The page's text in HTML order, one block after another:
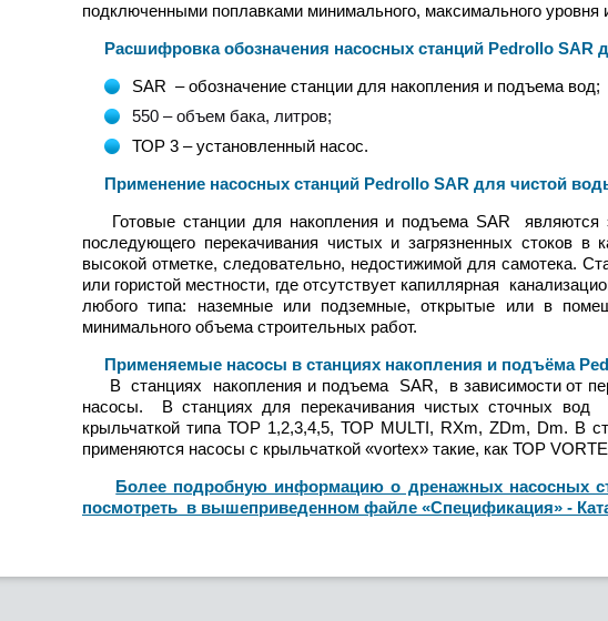
подключенными поплавками минимального, максимального уровня
Расшифровка обозначения насосных станций Pedrollo SAR
SAR – обозначение станции для накопления и подъема вод;
550 – объем бака, литров;
ТОР 3 – установленный насос.
Применение насосных станций Pedrollo SAR для чистой
Готовые станции для накопления и подъема SAR
последующего перекачивания чистых и загрязненных стоков в
высокой отметке, следовательно, недостижимой для самотека.
или гористой местности, где отсутствует капиллярная
любого типа: наземные или подземные, открытые или в
минимального объема строительных работ.
Применяемые насосы в станциях накопления и подъёма
В станциях накопления и подъема SAR, в зависимости от
насосы. В станциях для перекачивания чистых сточных
крыльчаткой типа ТОР 1,2,3,4,5, ТОР MULTI, RXm, ZDm, Dm. В
применяются насосы с крыльчаткой «vortex» такие, как ТОР
Более подробную информацию о дренажных насосных
посмотреть в вышеприведенном файле «Спецификация» -